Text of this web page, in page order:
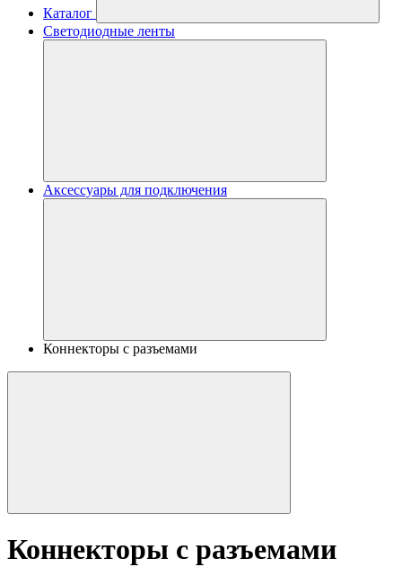
Каталог
Светодиодные ленты
Аксессуары для подключения
Коннекторы с разъемами
Коннекторы с разъемами